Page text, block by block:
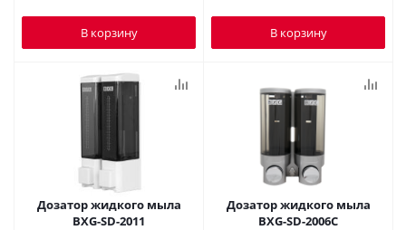
В корзину В корзину
Дозатор жидкого мыла
BXG-SD-2011
Дозатор жидкого мыла
BXG-SD-2006C